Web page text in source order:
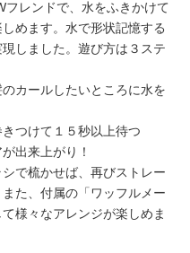
フレンドで、水をふきかけて
めます。水で形状記憶する
しました。遊び方は３ステ
カールしたいところに水を
つけて１５秒以上待つ
出来上がり！
で梳かせば、再びストレー
た、付属の「ワッフルメー
様々なアレンジが楽しめま